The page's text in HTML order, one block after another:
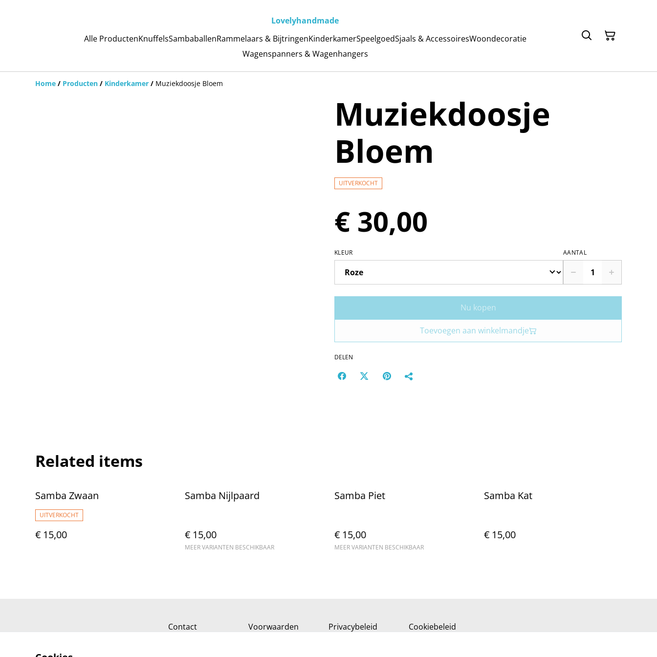
Lovelyhandmade
Alle ProductenKnuffelsSambaballenRammelaars & BijtringenKinderkamerSpeelgoedSjaals & AccessoiresWoondecoratie
Wagenspanners & Wagenhangers
Home / Producten / Kinderkamer / Muziekdoosje Bloem
Muziekdoosje
Bloem
UITVERKOCHT
€ 30,00
KLEUR AANTAL
Nu kopen
Toevoegen aan winkelmandje
DELEN
Related items
Samba Zwaan
UITVERKOCHT
€ 15,00
Samba Nijlpaard
€ 15,00
MEER VARIANTEN BESCHIKBAAR
Samba Piet
€ 15,00
MEER VARIANTEN BESCHIKBAAR
Samba Kat
€ 15,00
Contact Voorwaarden Privacybeleid Cookiebeleid